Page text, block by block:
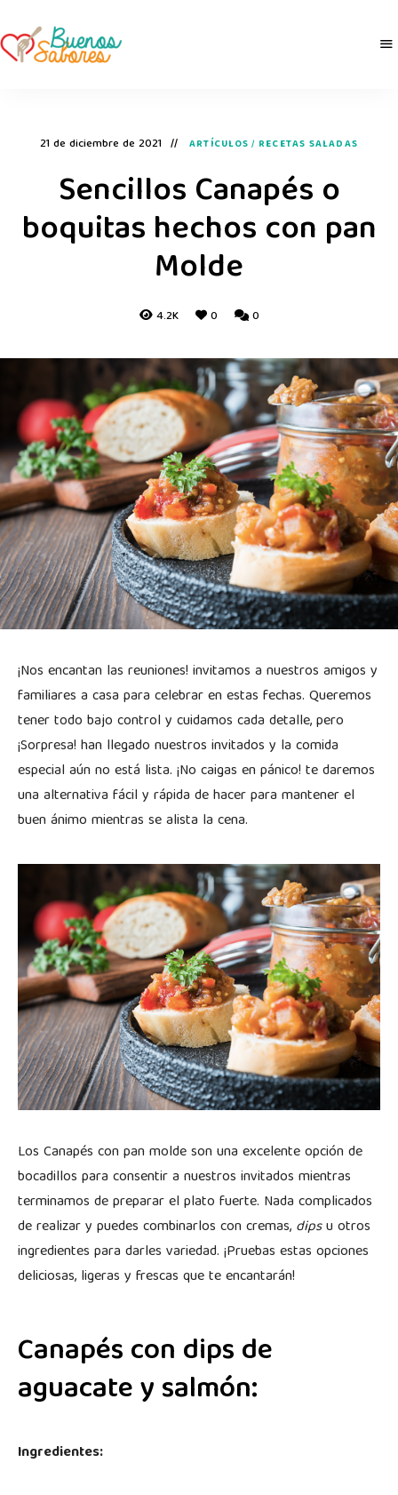
21 de diciembre de 2021 ARTÍCULOS / RECETAS SALADAS
Sencillos Canapés o
boquitas hechos con pan
Molde
4.2K 0 0
¡Nos encantan las reuniones! invitamos a nuestros amigos y
familiares a casa para celebrar en estas fechas. Queremos
tener todo bajo control y cuidamos cada detalle, pero
¡Sorpresa! han llegado nuestros invitados y la comida
especial aún no está lista. ¡No caigas en pánico! te daremos
una alternativa fácil y rápida de hacer para mantener el
buen ánimo mientras se alista la cena.
Los Canapés con pan molde son una excelente opción de
bocadillos para consentir a nuestros invitados mientras
terminamos de preparar el plato fuerte. Nada complicados
de realizar y puedes combinarlos con cremas, dipsu otros
ingredientes para darles variedad. ¡Pruebas estas opciones
deliciosas, ligeras y frescas que te encantarán!
Canapés con dips de
aguacate y salmón:
Ingredientes: